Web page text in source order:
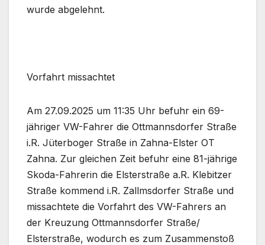
wurde abgelehnt.
Vorfahrt missachtet
Am 27.09.2025 um 11:35 Uhr befuhr ein 69-
jähriger VW-Fahrer die Ottmannsdorfer Straße
i.R. Jüterboger Straße in Zahna-Elster OT
Zahna. Zur gleichen Zeit befuhr eine 81-jährige
Skoda-Fahrerin die Elsterstraße a.R. Klebitzer
Straße kommend i.R. Zallmsdorfer Straße und
missachtete die Vorfahrt des VW-Fahrers an
der Kreuzung Ottmannsdorfer Straße/
Elsterstraße, wodurch es zum Zusammenstoß